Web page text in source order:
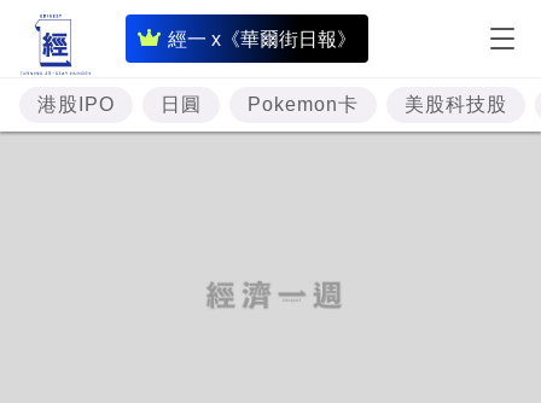
經一 x《華爾街日報》
即
時
財
經
港股IPO 日圓 Pokemon卡 美股科技股